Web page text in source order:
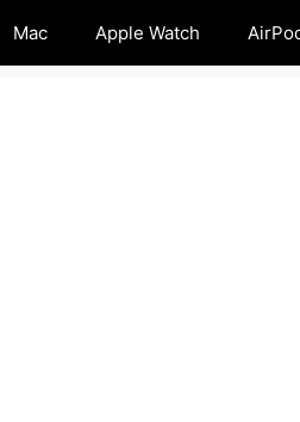
Mac Apple Watch